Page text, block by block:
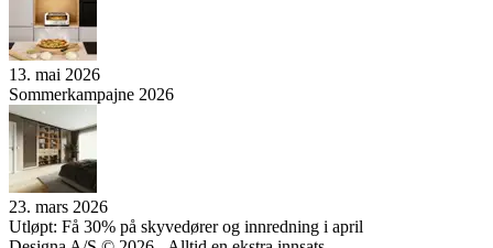
13. mai 2026
Sommerkampajne 2026
23. mars 2026
Utløpt: Få 30% på skyvedører og innredning i april